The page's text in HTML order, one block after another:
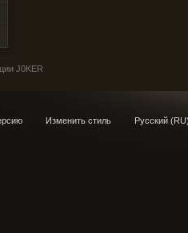
J0KER
Изменить стиль Русский